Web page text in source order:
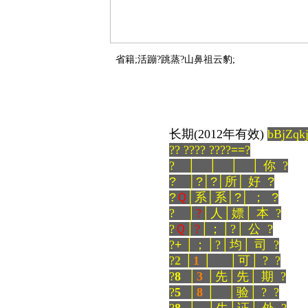
省籍;活蹦?跳蒸?山鼻祖云豹;
长期(2012年有效)
?? ???? ????==?
? │ │ │ │ 你 ?
? │?│?│所│ 好 ?
? Ｑ │系│系│?│ ； ?
? │ ? │人│嫖│ 本 ?
? Ｑ ? │；│?│ 公 ?
?+ │；│?│均│ 司 ?
?2 1 │ │可│ ? ?
?8 3
│先│先│ 期 ?
?5 8
│ │验│ ? ?